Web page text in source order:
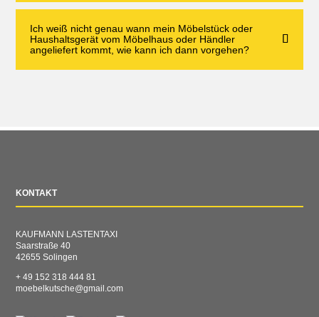
Ich weiß nicht genau wann mein Möbelstück oder
Haushaltsgerät vom Möbelhaus oder Händler
angeliefert kommt, wie kann ich dann vorgehen?
KONTAKT
KAUFMANN LASTENTAXI
Saarstraße 40
42655 Solingen
+ 49 152 318 444 81
moebelkutsche@gmail.com